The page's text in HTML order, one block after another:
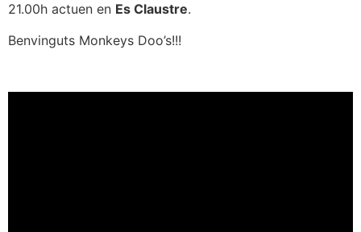
21.00h actuen en Es Claustre.
Benvinguts Monkeys Doo’s!!!